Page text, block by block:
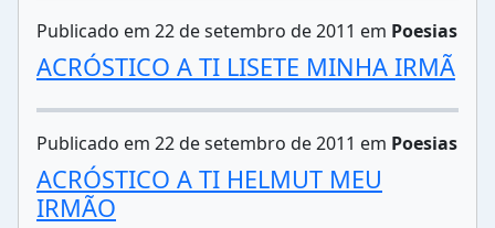
Publicado em 22 de setembro de 2011 em Poesias
ACRÓSTICO A TI LISETE MINHA IRMÃ
Publicado em 22 de setembro de 2011 em Poesias
ACRÓSTICO A TI HELMUT MEU
IRMÃO